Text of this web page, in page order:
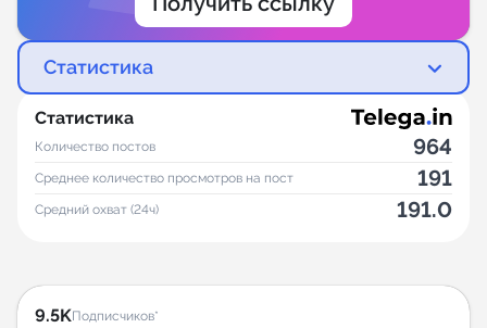
Статистика
Статистика
Количество постов 964
Среднее количество просмотров на пост 191
Средний охват (24ч) 191.0
9.5KПодписчиков*